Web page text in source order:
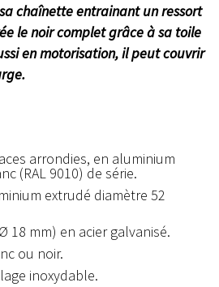
chaînette entrainant un ressort
le noir complet grâce à sa toile
en motorisation, il peut couvrir
arrondies, en aluminium
(RAL 9010) de série.
extrudé diamètre 52
18 mm) en acier galvanisé.
ou noir.
inoxydable.